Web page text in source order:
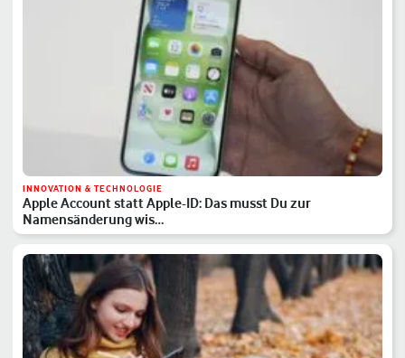
INNOVATION & TECHNOLOGIE
Apple Account statt Apple-ID: Das musst Du zur
Namensänderung wis…